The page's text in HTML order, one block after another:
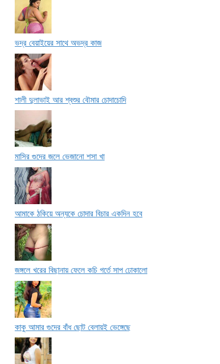
ভদ্র বেয়াইয়ের সাথে অভদ্র কাজ
শালী দুলাভাই আর শ্বশুর বৌমার চোদাচোদি
মাসির গুদের জলে ভেজানো শসা খা
আমাকে ঠকিয়ে অন্যকে চোদার বিচার একদিন হবে
জঙ্গলে খরের বিছানায় ফেলে কচি গর্তে সাপ ঢোকালো
কাকু আমার গুদের বাঁধ ছোট বেলায়ই ভেঙ্গেছে